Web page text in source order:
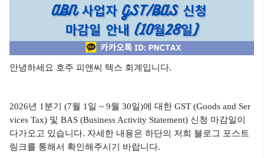
안녕하세요 호주 피앤씨 텍스 회계입니다.
2026년 1분기 (7월 1일 ~ 9월 30일)에 대한 GST (Goods and Ser
vices Tax) 및 BAS (Business Activity Statement) 신청 마감일이
다가오고 있습니다. 자세한 내용은 하단의 저희 블로그 포스트
링크를 통해서 확인해주시기 바랍니다.